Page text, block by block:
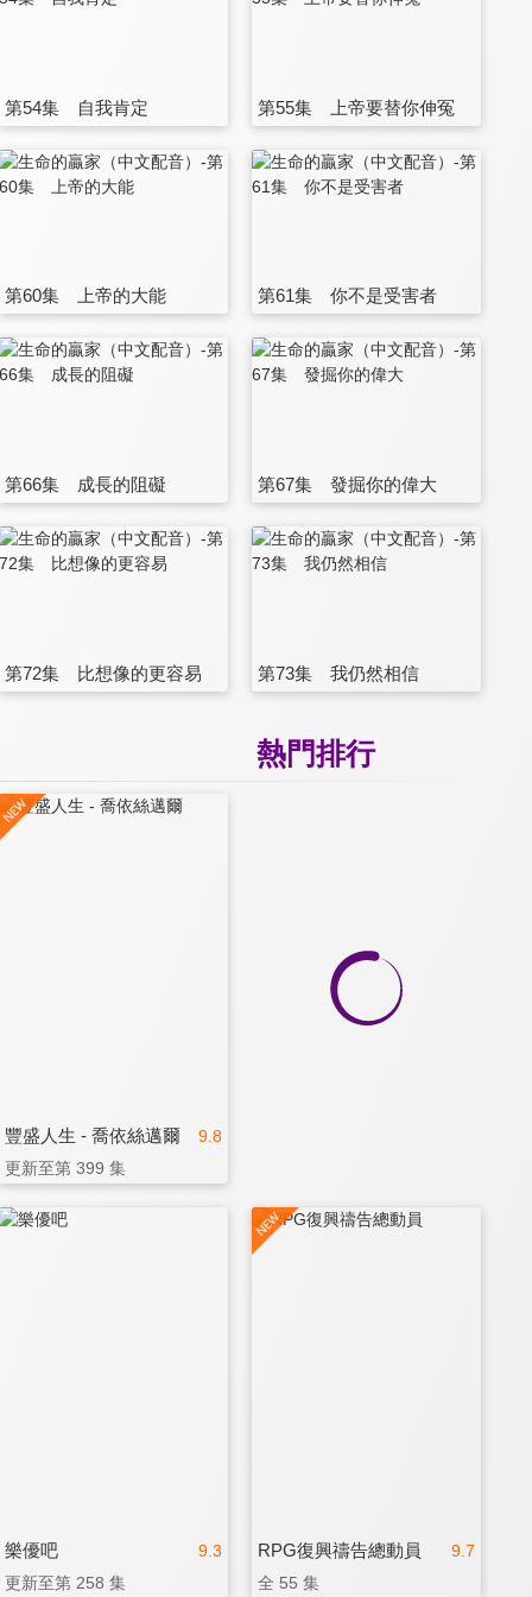
第54集 自我肯定 第55集 上帝要替你伸冤
第60集 上帝的大能 第61集 你不是受害者
第66集 成長的阻礙 第67集 發掘你的偉大
第72集 比想像的更容易 第73集 我仍然相信
熱門排行
9.8
豐盛人生 - 喬依絲邁爾
更新至第 399 集
9.3
樂優吧
更新至第 258 集
9.7
RPG復興禱告總動員
全 55 集